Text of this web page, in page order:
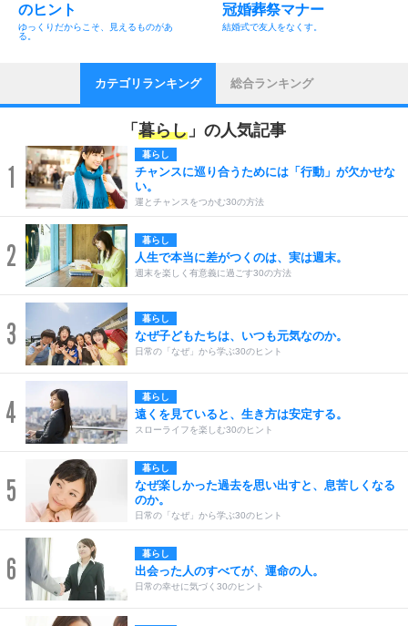
のヒント
ゆっくりだからこそ、見えるものがあ
る。
冠婚葬祭マナー
結婚式で友人をなくす。
カテゴリランキング 総合ランキング
「 暮らし 」の人気記事
1
暮らし
チャンスに巡り合うためには「行動」が欠かせな
い。
運とチャンスをつかむ30の方法
2 暮らし
人生で本当に差がつくのは、実は週末。
週末を楽しく有意義に過ごす30の方法
3 暮らし
なぜ子どもたちは、いつも元気なのか。
日常の「なぜ」から学ぶ30のヒント
4 暮らし
遠くを見ていると、生き方は安定する。
スローライフを楽しむ30のヒント
5
暮らし
なぜ楽しかった過去を思い出すと、息苦しくなる
のか。
日常の「なぜ」から学ぶ30のヒント
6 暮らし
出会った人のすべてが、運命の人。
日常の幸せに気づく30のヒント